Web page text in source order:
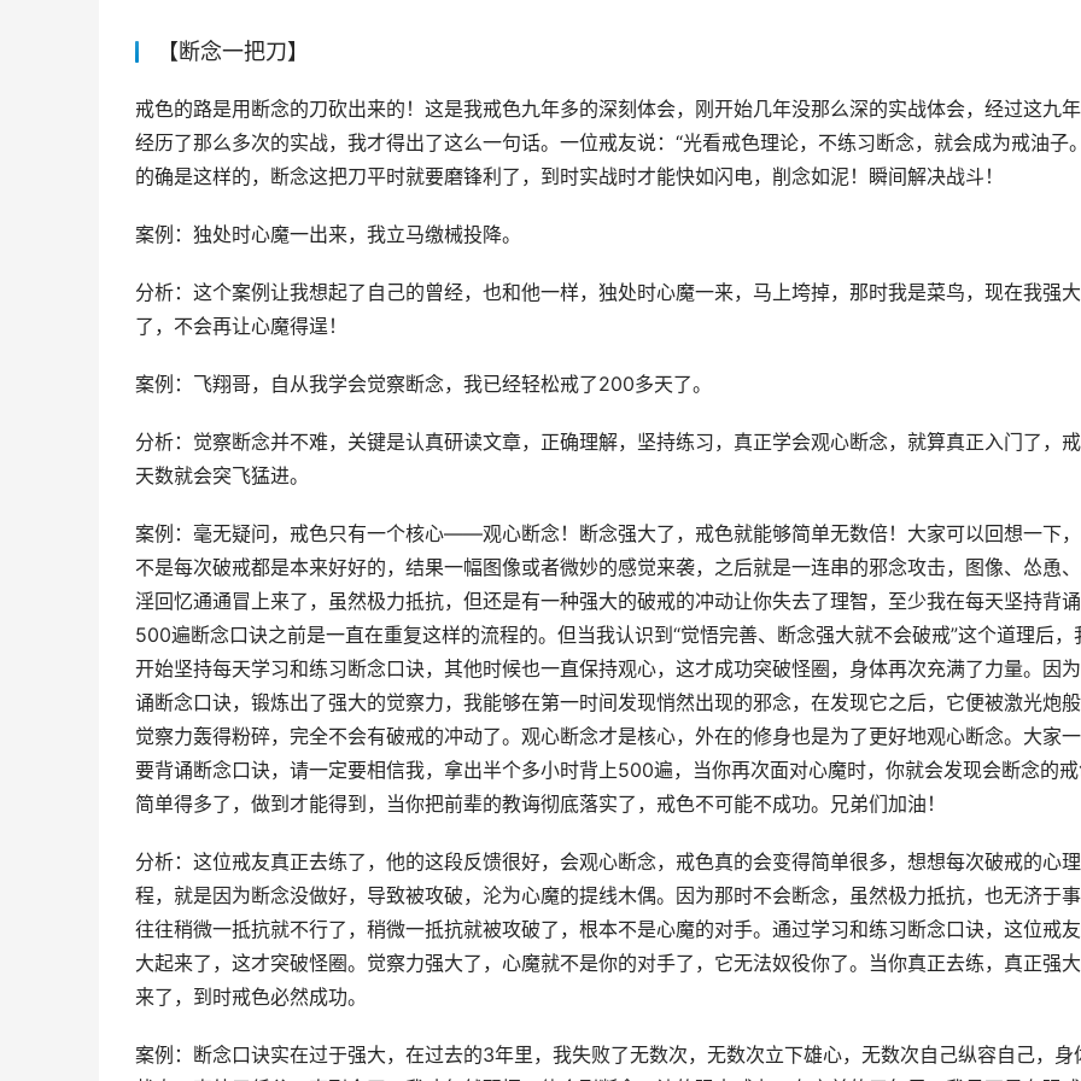
【断念一把刀】
戒色的路是用断念的刀砍出来的！这是我戒色九年多的深刻体会，刚开始几年没那么深的实战体会，经过这九年
经历了那么多次的实战，我才得出了这么一句话。一位戒友说：“光看戒色理论，不练习断念，就会成为戒油子
的确是这样的，断念这把刀平时就要磨锋利了，到时实战时才能快如闪电，削念如泥！瞬间解决战斗！
案例：独处时心魔一出来，我立马缴械投降。
分析：这个案例让我想起了自己的曾经，也和他一样，独处时心魔一来，马上垮掉，那时我是菜鸟，现在我强大
了，不会再让心魔得逞！
案例：飞翔哥，自从我学会觉察断念，我已经轻松戒了200多天了。
分析：觉察断念并不难，关键是认真研读文章，正确理解，坚持练习，真正学会观心断念，就算真正入门了，
天数就会突飞猛进。
案例：毫无疑问，戒色只有一个核心——观心断念！断念强大了，戒色就能够简单无数倍！大家可以回想一下
不是每次破戒都是本来好好的，结果一幅图像或者微妙的感觉来袭，之后就是一连串的邪念攻击，图像、怂恿
淫回忆通通冒上来了，虽然极力抵抗，但还是有一种强大的破戒的冲动让你失去了理智，至少我在每天坚持背诵
500遍断念口诀之前是一直在重复这样的流程的。但当我认识到“觉悟完善、断念强大就不会破戒”这个道理后，
开始坚持每天学习和练习断念口诀，其他时候也一直保持观心，这才成功突破怪圈，身体再次充满了力量。因
诵断念口诀，锻炼出了强大的觉察力，我能够在第一时间发现悄然出现的邪念，在发现它之后，它便被激光炮
觉察力轰得粉碎，完全不会有破戒的冲动了。观心断念才是核心，外在的修身也是为了更好地观心断念。大家
要背诵断念口诀，请一定要相信我，拿出半个多小时背上500遍，当你再次面对心魔时，你就会发现会断念的
简单得多了，做到才能得到，当你把前辈的教诲彻底落实了，戒色不可能不成功。兄弟们加油！
分析：这位戒友真正去练了，他的这段反馈很好，会观心断念，戒色真的会变得简单很多，想想每次破戒的心
程，就是因为断念没做好，导致被攻破，沦为心魔的提线木偶。因为那时不会断念，虽然极力抵抗，也无济于事
往往稍微一抵抗就不行了，稍微一抵抗就被攻破了，根本不是心魔的对手。通过学习和练习断念口诀，这位戒
大起来了，这才突破怪圈。觉察力强大了，心魔就不是你的对手了，它无法奴役你了。当你真正去练，真正强
来了，到时戒色必然成功。
案例：断念口诀实在过于强大，在过去的3年里，我失败了无数次，无数次立下雄心，无数次自己纵容自己，身